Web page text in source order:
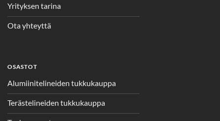
Yrityksen tarina
Ota yhteyttä
OSASTOT
Alumiinitelineiden tukkukauppa
Terästelineiden tukkukauppa